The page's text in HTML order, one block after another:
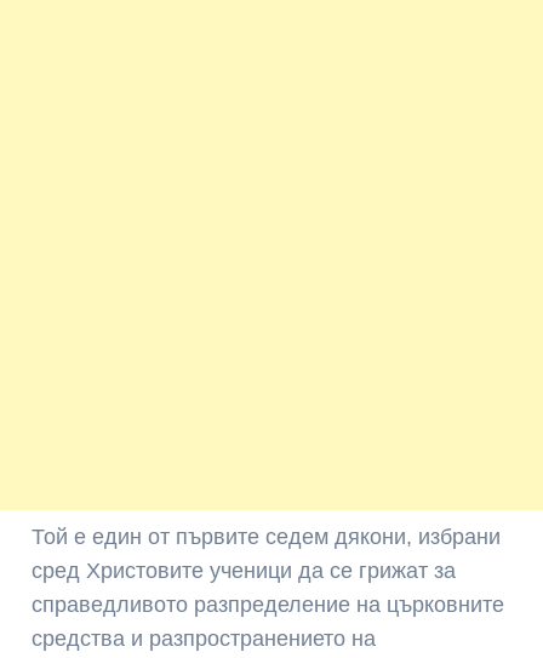
Той е един от първите седем дякони, избрани
сред Христовите ученици да се грижат за
справедливото разпределение на църковните
средства и разпространението на